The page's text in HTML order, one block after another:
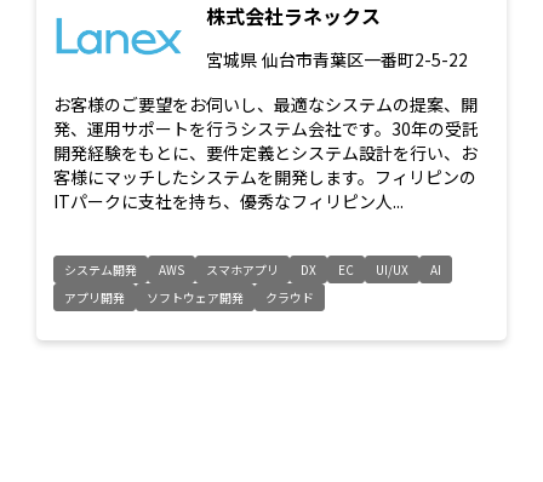
株式会社ラネックス
宮城県 仙台市青葉区一番町2-5-22
お客様のご要望をお伺いし、最適なシステムの提案、開
発、運用サポートを行うシステム会社です。30年の受託
開発経験をもとに、要件定義とシステム設計を行い、お
客様にマッチしたシステムを開発します。フィリピンの
ITパークに支社を持ち、優秀なフィリピン人...
システム開発 AWS スマホアプリ DX EC UI/UX
AI
アプリ開発
ソフトウェア開発 クラウド